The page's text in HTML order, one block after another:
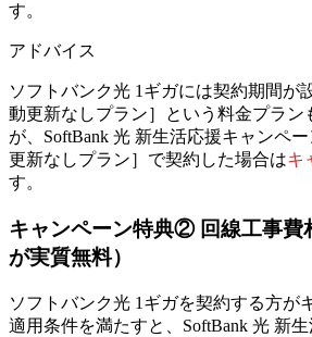
す。
アドバイス
ソフトバンク光 1ギガには契約期間が
動更新なしプラン］という料金プラン
が、 SoftBank 光 新生活応援キャンペ
更新なしプラン］で契約した場合はキ
す。
キャンペーン特典②回線工事費
が実質無料）
ソフトバンク光 1ギガを契約する方が
適用条件を満たすと、 SoftBank 光 新